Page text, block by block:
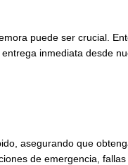
puede ser crucial.
inmediata desde
asegurando que
de emergencia,